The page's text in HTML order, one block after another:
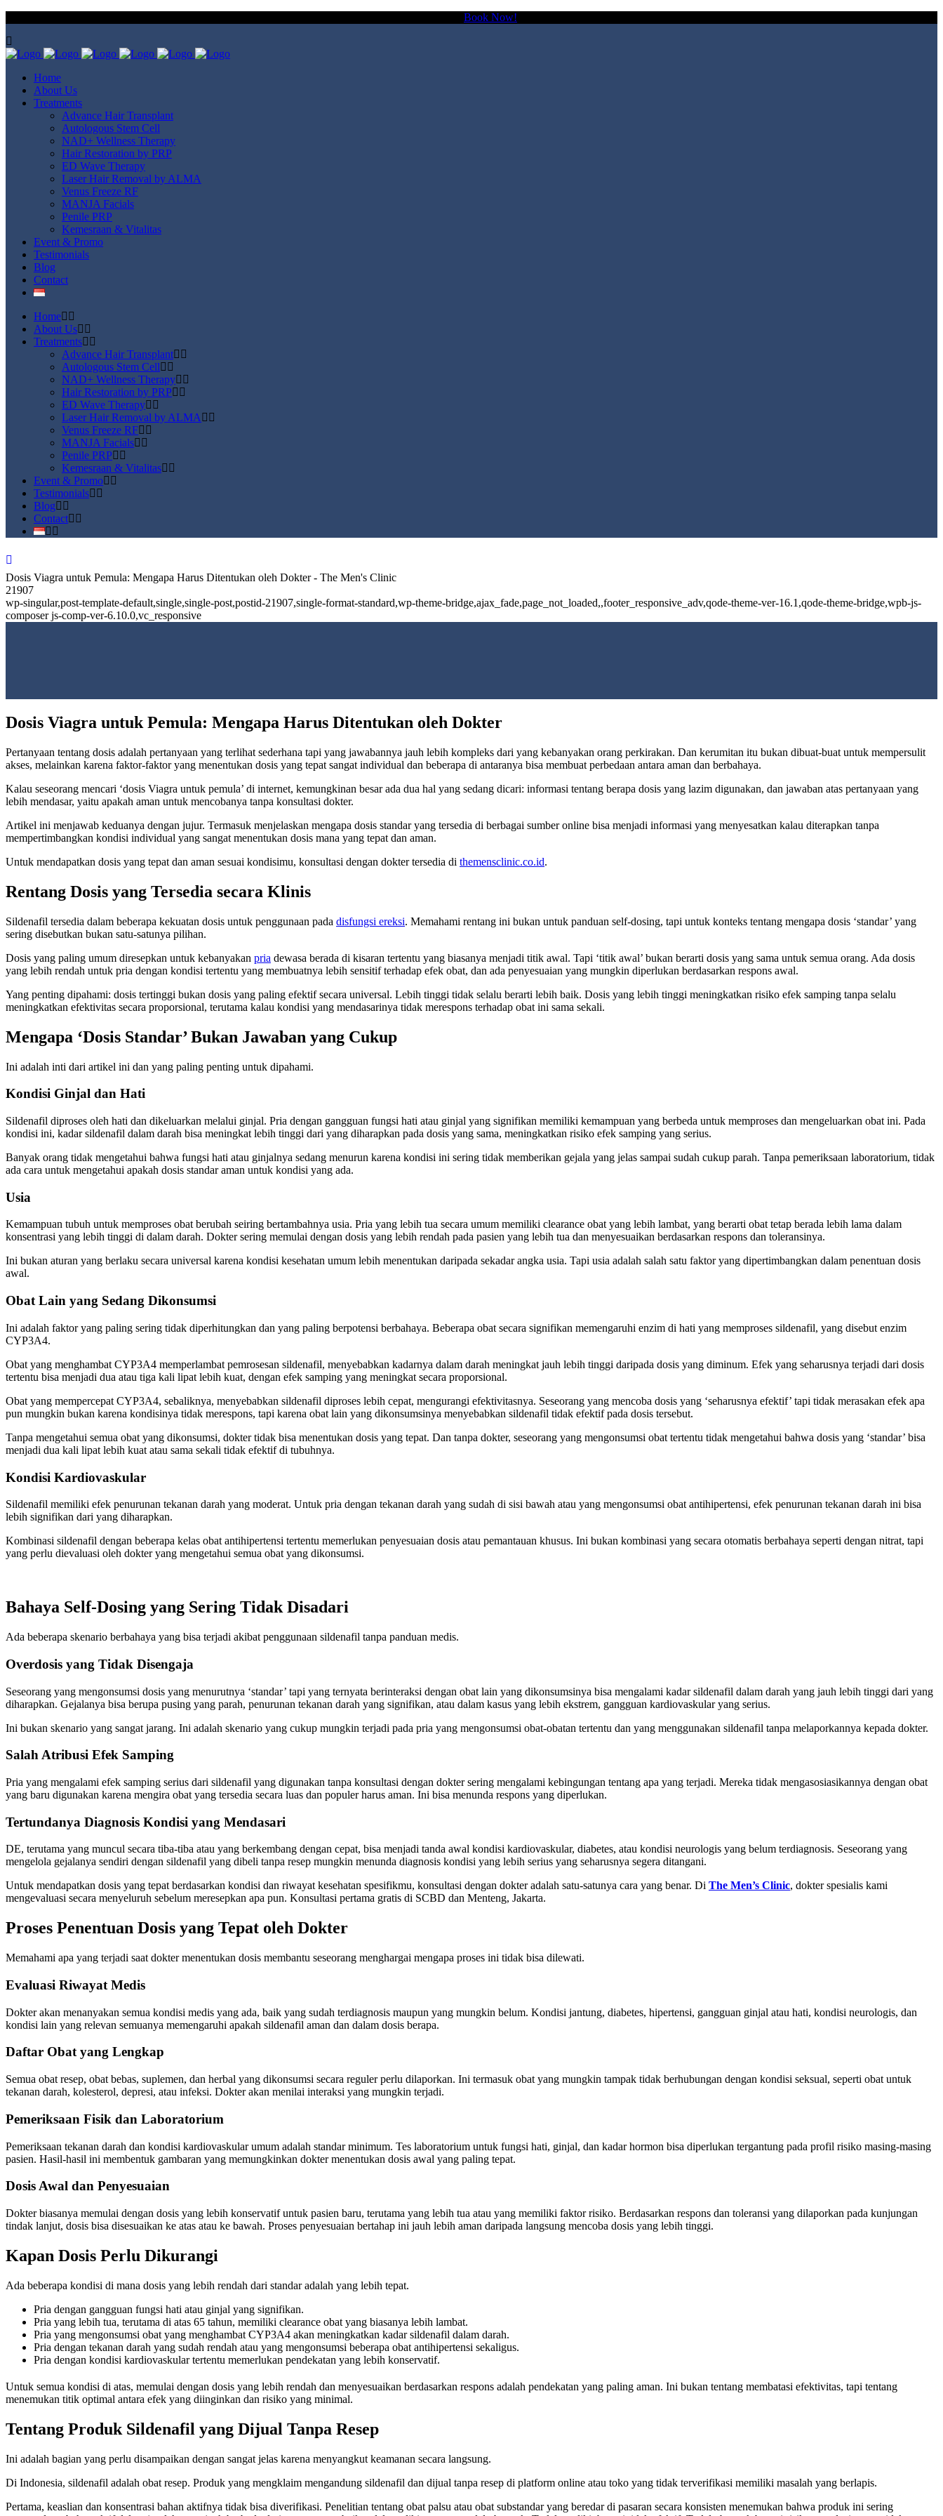
Book Now!
Home
About Us
Treatments
Advance Hair Transplant
Autologous Stem Cell
NAD+ Wellness Therapy
Hair Restoration by PRP
ED Wave Therapy
Laser Hair Removal by ALMA
Venus Freeze RF
MANJA Facials
Penile PRP
Kemesraan & Vitalitas
Event & Promo
Testimonials
Blog
Contact
Home
About Us
Treatments
Advance Hair Transplant
Autologous Stem Cell
NAD+ Wellness Therapy
Hair Restoration by PRP
ED Wave Therapy
Laser Hair Removal by ALMA
Venus Freeze RF
MANJA Facials
Penile PRP
Kemesraan & Vitalitas
Event & Promo
Testimonials
Blog
Contact
Dosis Viagra untuk Pemula: Mengapa Harus Ditentukan oleh Dokter - The Men's Clinic
21907
wp-singular,post-template-default,single,single-post,postid-21907,single-format-standard,wp-theme-bridge,ajax_fade,page_not_loaded,,footer_responsive_adv,qode-theme-ver-16.1,qode-theme-bridge,wpb-js-
composer js-comp-ver-6.10.0,vc_responsive
Dosis Viagra untuk Pemula: Mengapa Harus Ditentukan oleh Dokter
Pertanyaan tentang dosis adalah pertanyaan yang terlihat sederhana tapi yang jawabannya jauh lebih kompleks dari yang kebanyakan orang perkirakan. Dan kerumitan itu bukan dibuat-buat untuk mempersulit
akses, melainkan karena faktor-faktor yang menentukan dosis yang tepat sangat individual dan beberapa di antaranya bisa membuat perbedaan antara aman dan berbahaya.
Kalau seseorang mencari ‘dosis Viagra untuk pemula’ di internet, kemungkinan besar ada dua hal yang sedang dicari: informasi tentang berapa dosis yang lazim digunakan, dan jawaban atas pertanyaan yang
lebih mendasar, yaitu apakah aman untuk mencobanya tanpa konsultasi dokter.
Artikel ini menjawab keduanya dengan jujur. Termasuk menjelaskan mengapa dosis standar yang tersedia di berbagai sumber online bisa menjadi informasi yang menyesatkan kalau diterapkan tanpa
mempertimbangkan kondisi individual yang sangat menentukan dosis mana yang tepat dan aman.
Untuk mendapatkan dosis yang tepat dan aman sesuai kondisimu, konsultasi dengan dokter tersedia di themensclinic.co.id.
Rentang Dosis yang Tersedia secara Klinis
Sildenafil tersedia dalam beberapa kekuatan dosis untuk penggunaan pada disfungsi ereksi. Memahami rentang ini bukan untuk panduan self-dosing, tapi untuk konteks tentang mengapa dosis ‘standar’ yang
sering disebutkan bukan satu-satunya pilihan.
Dosis yang paling umum diresepkan untuk kebanyakan pria dewasa berada di kisaran tertentu yang biasanya menjadi titik awal. Tapi ‘titik awal’ bukan berarti dosis yang sama untuk semua orang. Ada dosis
yang lebih rendah untuk pria dengan kondisi tertentu yang membuatnya lebih sensitif terhadap efek obat, dan ada penyesuaian yang mungkin diperlukan berdasarkan respons awal.
Yang penting dipahami: dosis tertinggi bukan dosis yang paling efektif secara universal. Lebih tinggi tidak selalu berarti lebih baik. Dosis yang lebih tinggi meningkatkan risiko efek samping tanpa selalu
meningkatkan efektivitas secara proporsional, terutama kalau kondisi yang mendasarinya tidak merespons terhadap obat ini sama sekali.
Mengapa ‘Dosis Standar’ Bukan Jawaban yang Cukup
Ini adalah inti dari artikel ini dan yang paling penting untuk dipahami.
Kondisi Ginjal dan Hati
Sildenafil diproses oleh hati dan dikeluarkan melalui ginjal. Pria dengan gangguan fungsi hati atau ginjal yang signifikan memiliki kemampuan yang berbeda untuk memproses dan mengeluarkan obat ini. Pada
kondisi ini, kadar sildenafil dalam darah bisa meningkat lebih tinggi dari yang diharapkan pada dosis yang sama, meningkatkan risiko efek samping yang serius.
Banyak orang tidak mengetahui bahwa fungsi hati atau ginjalnya sedang menurun karena kondisi ini sering tidak memberikan gejala yang jelas sampai sudah cukup parah. Tanpa pemeriksaan laboratorium, tidak
ada cara untuk mengetahui apakah dosis standar aman untuk kondisi yang ada.
Usia
Kemampuan tubuh untuk memproses obat berubah seiring bertambahnya usia. Pria yang lebih tua secara umum memiliki clearance obat yang lebih lambat, yang berarti obat tetap berada lebih lama dalam
konsentrasi yang lebih tinggi di dalam darah. Dokter sering memulai dengan dosis yang lebih rendah pada pasien yang lebih tua dan menyesuaikan berdasarkan respons dan toleransinya.
Ini bukan aturan yang berlaku secara universal karena kondisi kesehatan umum lebih menentukan daripada sekadar angka usia. Tapi usia adalah salah satu faktor yang dipertimbangkan dalam penentuan dosis
awal.
Obat Lain yang Sedang Dikonsumsi
Ini adalah faktor yang paling sering tidak diperhitungkan dan yang paling berpotensi berbahaya. Beberapa obat secara signifikan memengaruhi enzim di hati yang memproses sildenafil, yang disebut enzim
CYP3A4.
Obat yang menghambat CYP3A4 memperlambat pemrosesan sildenafil, menyebabkan kadarnya dalam darah meningkat jauh lebih tinggi daripada dosis yang diminum. Efek yang seharusnya terjadi dari dosis
tertentu bisa menjadi dua atau tiga kali lipat lebih kuat, dengan efek samping yang meningkat secara proporsional.
Obat yang mempercepat CYP3A4, sebaliknya, menyebabkan sildenafil diproses lebih cepat, mengurangi efektivitasnya. Seseorang yang mencoba dosis yang ‘seharusnya efektif’ tapi tidak merasakan efek apa
pun mungkin bukan karena kondisinya tidak merespons, tapi karena obat lain yang dikonsumsinya menyebabkan sildenafil tidak efektif pada dosis tersebut.
Tanpa mengetahui semua obat yang dikonsumsi, dokter tidak bisa menentukan dosis yang tepat. Dan tanpa dokter, seseorang yang mengonsumsi obat tertentu tidak mengetahui bahwa dosis yang ‘standar’ bisa
menjadi dua kali lipat lebih kuat atau sama sekali tidak efektif di tubuhnya.
Kondisi Kardiovaskular
Sildenafil memiliki efek penurunan tekanan darah yang moderat. Untuk pria dengan tekanan darah yang sudah di sisi bawah atau yang mengonsumsi obat antihipertensi, efek penurunan tekanan darah ini bisa
lebih signifikan dari yang diharapkan.
Kombinasi sildenafil dengan beberapa kelas obat antihipertensi tertentu memerlukan penyesuaian dosis atau pemantauan khusus. Ini bukan kombinasi yang secara otomatis berbahaya seperti dengan nitrat, tapi
yang perlu dievaluasi oleh dokter yang mengetahui semua obat yang dikonsumsi.
Bahaya Self-Dosing yang Sering Tidak Disadari
Ada beberapa skenario berbahaya yang bisa terjadi akibat penggunaan sildenafil tanpa panduan medis.
Overdosis yang Tidak Disengaja
Seseorang yang mengonsumsi dosis yang menurutnya ‘standar’ tapi yang ternyata berinteraksi dengan obat lain yang dikonsumsinya bisa mengalami kadar sildenafil dalam darah yang jauh lebih tinggi dari yang
diharapkan. Gejalanya bisa berupa pusing yang parah, penurunan tekanan darah yang signifikan, atau dalam kasus yang lebih ekstrem, gangguan kardiovaskular yang serius.
Ini bukan skenario yang sangat jarang. Ini adalah skenario yang cukup mungkin terjadi pada pria yang mengonsumsi obat-obatan tertentu dan yang menggunakan sildenafil tanpa melaporkannya kepada dokter.
Salah Atribusi Efek Samping
Pria yang mengalami efek samping serius dari sildenafil yang digunakan tanpa konsultasi dengan dokter sering mengalami kebingungan tentang apa yang terjadi. Mereka tidak mengasosiasikannya dengan obat
yang baru digunakan karena mengira obat yang tersedia secara luas dan populer harus aman. Ini bisa menunda respons yang diperlukan.
Tertundanya Diagnosis Kondisi yang Mendasari
DE, terutama yang muncul secara tiba-tiba atau yang berkembang dengan cepat, bisa menjadi tanda awal kondisi kardiovaskular, diabetes, atau kondisi neurologis yang belum terdiagnosis. Seseorang yang
mengelola gejalanya sendiri dengan sildenafil yang dibeli tanpa resep mungkin menunda diagnosis kondisi yang lebih serius yang seharusnya segera ditangani.
Untuk mendapatkan dosis yang tepat berdasarkan kondisi dan riwayat kesehatan spesifikmu, konsultasi dengan dokter adalah satu-satunya cara yang benar. Di The Men’s Clinic, dokter spesialis kami
mengevaluasi secara menyeluruh sebelum meresepkan apa pun. Konsultasi pertama gratis di SCBD dan Menteng, Jakarta.
Proses Penentuan Dosis yang Tepat oleh Dokter
Memahami apa yang terjadi saat dokter menentukan dosis membantu seseorang menghargai mengapa proses ini tidak bisa dilewati.
Evaluasi Riwayat Medis
Dokter akan menanyakan semua kondisi medis yang ada, baik yang sudah terdiagnosis maupun yang mungkin belum. Kondisi jantung, diabetes, hipertensi, gangguan ginjal atau hati, kondisi neurologis, dan
kondisi lain yang relevan semuanya memengaruhi apakah sildenafil aman dan dalam dosis berapa.
Daftar Obat yang Lengkap
Semua obat resep, obat bebas, suplemen, dan herbal yang dikonsumsi secara reguler perlu dilaporkan. Ini termasuk obat yang mungkin tampak tidak berhubungan dengan kondisi seksual, seperti obat untuk
tekanan darah, kolesterol, depresi, atau infeksi. Dokter akan menilai interaksi yang mungkin terjadi.
Pemeriksaan Fisik dan Laboratorium
Pemeriksaan tekanan darah dan kondisi kardiovaskular umum adalah standar minimum. Tes laboratorium untuk fungsi hati, ginjal, dan kadar hormon bisa diperlukan tergantung pada profil risiko masing-masing
pasien. Hasil-hasil ini membentuk gambaran yang memungkinkan dokter menentukan dosis awal yang paling tepat.
Dosis Awal dan Penyesuaian
Dokter biasanya memulai dengan dosis yang lebih konservatif untuk pasien baru, terutama yang lebih tua atau yang memiliki faktor risiko. Berdasarkan respons dan toleransi yang dilaporkan pada kunjungan
tindak lanjut, dosis bisa disesuaikan ke atas atau ke bawah. Proses penyesuaian bertahap ini jauh lebih aman daripada langsung mencoba dosis yang lebih tinggi.
Kapan Dosis Perlu Dikurangi
Ada beberapa kondisi di mana dosis yang lebih rendah dari standar adalah yang lebih tepat.
Pria dengan gangguan fungsi hati atau ginjal yang signifikan.
Pria yang lebih tua, terutama di atas 65 tahun, memiliki clearance obat yang biasanya lebih lambat.
Pria yang mengonsumsi obat yang menghambat CYP3A4 akan meningkatkan kadar sildenafil dalam darah.
Pria dengan tekanan darah yang sudah rendah atau yang mengonsumsi beberapa obat antihipertensi sekaligus.
Pria dengan kondisi kardiovaskular tertentu memerlukan pendekatan yang lebih konservatif.
Untuk semua kondisi di atas, memulai dengan dosis yang lebih rendah dan menyesuaikan berdasarkan respons adalah pendekatan yang paling aman. Ini bukan tentang membatasi efektivitas, tapi tentang
menemukan titik optimal antara efek yang diinginkan dan risiko yang minimal.
Tentang Produk Sildenafil yang Dijual Tanpa Resep
Ini adalah bagian yang perlu disampaikan dengan sangat jelas karena menyangkut keamanan secara langsung.
Di Indonesia, sildenafil adalah obat resep. Produk yang mengklaim mengandung sildenafil dan dijual tanpa resep di platform online atau toko yang tidak terverifikasi memiliki masalah yang berlapis.
Pertama, keaslian dan konsentrasi bahan aktifnya tidak bisa diverifikasi. Penelitian tentang obat palsu atau obat substandar yang beredar di pasaran secara konsisten menemukan bahwa produk ini sering